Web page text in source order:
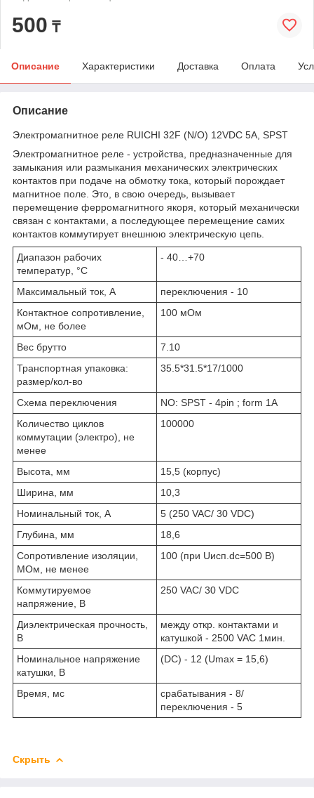
500 ₸
Описание Характеристики Доставка Оплата
Описание
Электромагнитное реле RUICHI 32F (N/O) 12VDC 5A, SPST
Электромагнитное реле - устройства, предназначенные для
замыкания или размыкания механических электрических
контактов при подаче на обмотку тока, который порождает
магнитное поле. Это, в свою очередь, вызывает
перемещение ферромагнитного якоря, который механически
связан с контактами, а последующее перемещение самих
контактов коммутирует внешнюю электрическую цепь.
Диапазон рабочих
температур, °C
- 40…+70
Максимальный ток, А
переключения - 10
Контактное сопротивление,
мОм, не более
100 мОм
Вес брутто
7.10
Транспортная упаковка:
размер/кол-во
35.5*31.5*17/1000
Схема переключения
NO: SPST - 4pin ; form 1A
Количество циклов
коммутации (электро), не
менее
100000
Высота, мм
15,5 (корпус)
Ширина, мм
10,3
Номинальный ток, А
5 (250 VAC/ 30 VDC)
Глубина, мм
18,6
Сопротивление изоляции,
МОм, не менее
100 (при Uисп.dc=500 В)
Коммутируемое
напряжение, В
250 VAC/ 30 VDC
Диэлектрическая прочность,
В
между откр. контактами и
катушкой - 2500 VAC 1мин.
Номинальное напряжение
катушки, В
(DC) - 12 (Umax = 15,6)
Время, мс
срабатывания - 8/
переключения - 5
Скрыть